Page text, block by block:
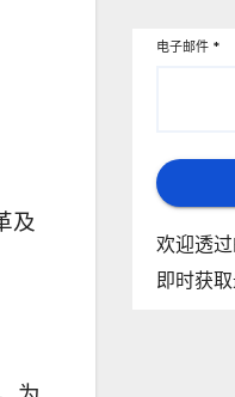
及
电子邮件 *
欢迎透过
即时获取